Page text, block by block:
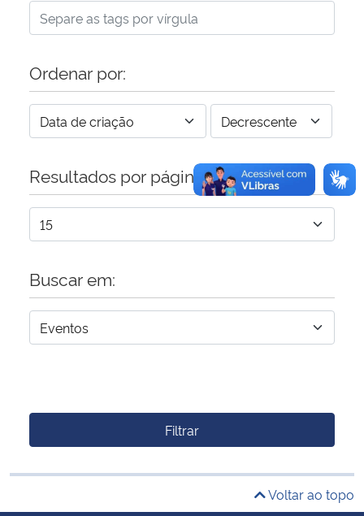
Gabinete de Segurança Institucional
Advocacia-Geral da União
Banco Central do Brasil
Ordenar por:
Resultados por página:
Buscar em:
Filtrar
Voltar ao topo